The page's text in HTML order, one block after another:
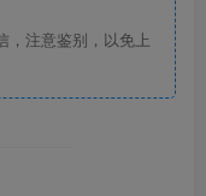
，注意鉴别，以免上